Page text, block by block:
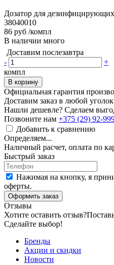
Дозатор для
38040010
86 руб /компл
В наличии много
Доставим послезавтра
-
+
компл
В корзину
Официальная гарантия
Доставим заказ в любой
Нашли дешевле? Сделаем
Позвоните нам +375 (29) 92-
Добавить к сравнению
Определяем...
Наличный расчет, оплата по
Быстрый заказ
Нажимая на кнопку, я
оферты.
Оформить заказ
Отзывы
Хотите оставить отзыв?
Сделайте выбор!
Бренды
Акции и скидки
Новости